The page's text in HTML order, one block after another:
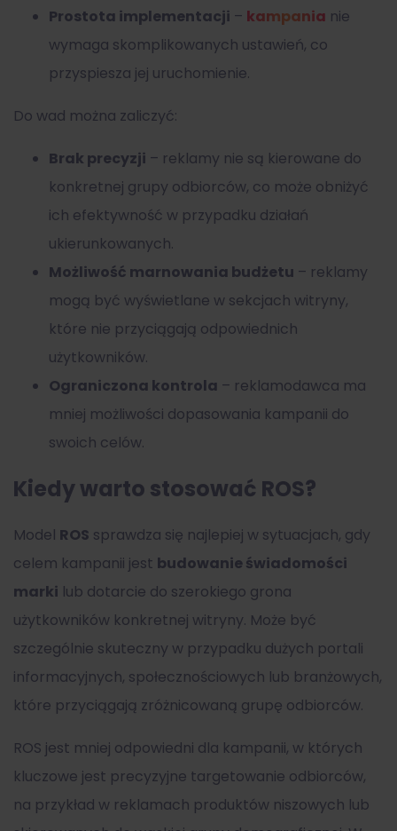
Prostota implementacji – kampania nie
wymaga skomplikowanych ustawień, co
przyspiesza jej uruchomienie.
Do wad można zaliczyć:
Brak precyzji – reklamy nie są kierowane do
konkretnej grupy odbiorców, co może obniżyć
ich efektywność w przypadku działań
ukierunkowanych.
Możliwość marnowania budżetu – reklamy
mogą być wyświetlane w sekcjach witryny,
które nie przyciągają odpowiednich
użytkowników.
Ograniczona kontrola – reklamodawca ma
mniej możliwości dopasowania kampanii do
swoich celów.
Kiedy warto stosować ROS?
Model ROS sprawdza się najlepiej w sytuacjach, gdy
celem kampanii jest budowanie świadomości
marki lub dotarcie do szerokiego grona
użytkowników konkretnej witryny. Może być
szczególnie skuteczny w przypadku dużych portali
informacyjnych, społecznościowych lub branżowych,
które przyciągają zróżnicowaną grupę odbiorców.
ROS jest mniej odpowiedni dla kampanii, w których
kluczowe jest precyzyjne targetowanie odbiorców,
na przykład w reklamach produktów niszowych lub